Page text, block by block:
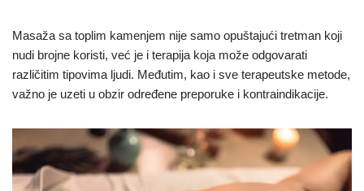
Masaža sa toplim kamenjem nije samo opuštajući tretman koji
nudi brojne koristi, već je i terapija koja može odgovarati
različitim tipovima ljudi. Međutim, kao i sve terapeutske metode,
važno je uzeti u obzir određene preporuke i kontraindikacije.